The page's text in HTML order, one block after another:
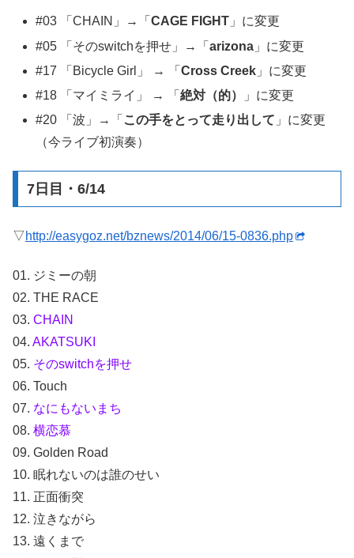
#03 「CHAIN」→「CAGE FIGHT 」に変更
#05 「そのswitchを押せ」→「arizona 」に変更
#17 「Bicycle Girl」 → 「Cross Creek 」に変更
#18 「マイミライ」 → 「絶対（的）
」に変更
#20 「波」→「 この手をとって走り出して 」に変更
（今ライブ初演奏）
7日目・6/14
▽http://easygoz.net/bznews/2014/06/15-0836.php
01. ジミーの朝
02. THE RACE
03. CHAIN
04. AKATSUKI
05. そのswitchを押せ
06. Touch
07. なにもないまち
08. 横恋慕
09. Golden Road
10. 眠れないのは誰のせい
11. 正面衝突
12. 泣きながら
13. 遠くまで